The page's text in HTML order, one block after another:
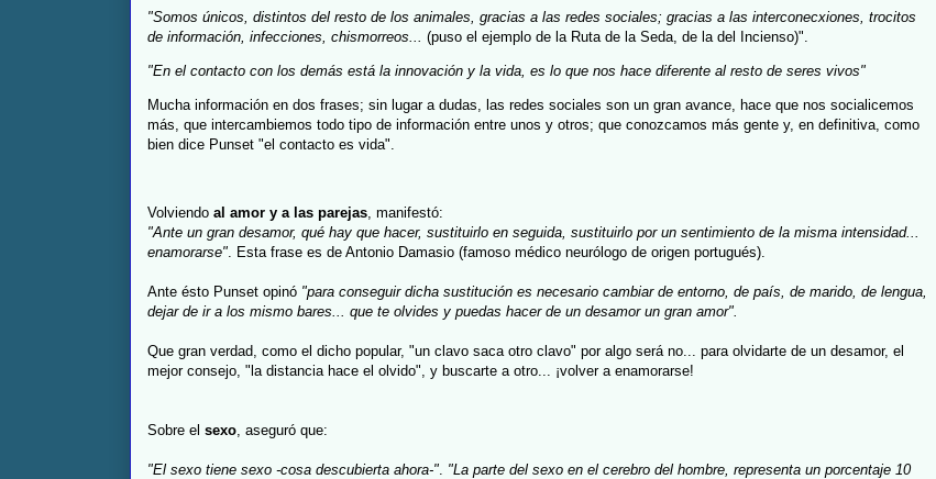
"Somos únicos, distintos del resto de los animales, gracias a las redes sociales; gracias a las interconecxiones, trocitos
de información, infecciones, chismorreos... (puso el ejemplo de la Ruta de la Seda, de la del I ncienso)".
"En el contacto con los demás está la innovación y la vida, es lo que nos hace diferente al resto de seres vivos"
Mucha información en dos frases; sin lugar a dudas, las redes sociales son un gran avance, hace que nos socialicemos
más, que intercambiemos todo tipo de información entre unos y otros; que conozcamos más gente y, en definitiva, como
bien dice Punset "el contacto es vida".
Volviendo al amor y a las parejas, manifestó:
"Ante un gran desamor, qué hay que hacer, sustituirlo en seguida, sustituirlo por un sentimiento de la misma intensidad...
enamorarse". Esta frase es de Antonio Damasio (famoso médico neurólogo de origen portugués).
Ante ésto Punset opinó "para conseguir dicha sustitución es necesario cambiar de entorno, de país, de marido, de lengua,
dejar de ir a los mismo bares... que te olvides y puedas hacer de un desamor un gran amor".
Que gran verdad, como el dicho popular, "un clavo saca otro clavo" por algo será no... para olvidarte de un desamor, el
mejor consejo, "la distancia hace el olvido", y buscarte a otro... ¡volver a enamorarse!
Sobre el sexo, aseguró que:
"El sexo tiene sexo -cosa descubierta ahora-". "La parte del sexo en el cerebro del hombre, representa un porcentaje 10